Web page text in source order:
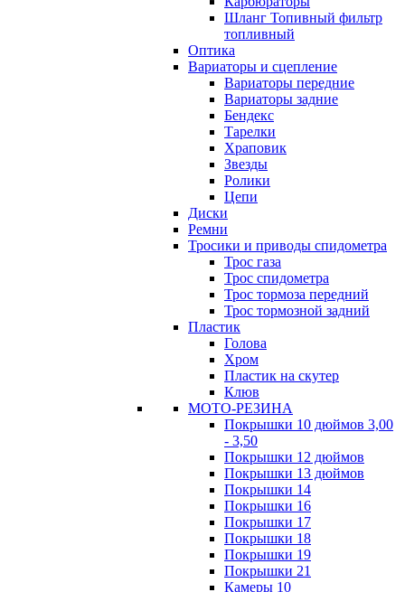
Шланг Топивный фильтр
топливный
Оптика
Вариаторы и сцепление
Вариаторы передние
Вариаторы задние
Бендекс
Тарелки
Храповик
Звезды
Ролики
Цепи
Диски
Ремни
Тросики и приводы спидометра
Трос газа
Трос спидометра
Трос тормоза передний
Трос тормозной задний
Пластик
Голова
Хром
Пластик на скутер
Клюв
МОТО-РЕЗИНА
Покрышки 10 дюймов 3,00
- 3,50
Покрышки 12 дюймов
Покрышки 13 дюймов
Покрышки 14
Покрышки 16
Покрышки 17
Покрышки 18
Покрышки 19
Покрышки 21
Камеры 10